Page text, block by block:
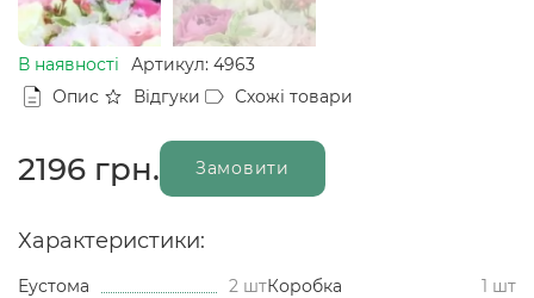
В наявності
Артикул: 4963
Опис
Відгуки Схожі товари
2196 грн. Замовити
Характеристики:
Еустома 2 штКоробка
1 шт